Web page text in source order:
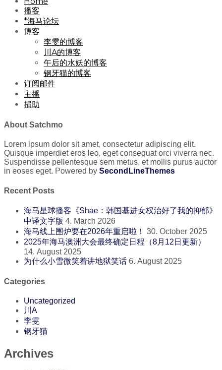
播客
*海马论坛
博客
李雯的博客
川A的博客
午后的水妖的博客
钢牙猫的博客
订阅邮件
主播
捐助
About Satchmo
Lorem ipsum dolor sit amet, consectetur adipiscing elit.
Quisque imperdiet eros leo, eget consequat orci viverra nec.
Suspendisse pellentesque sem metus, et mollis purus auctor
in eoses eget. Powered by SecondLineThemes
Recent Posts
海马星球播客《Shae：韩国基进女权治好了我的抑郁》
中译文字版 4. March 2026
海马线上围炉要在2026年重启啦！
30. October 2025
2025年海马澳洲大会最终确定日程（8月12日更新）
14. August 2025
为什么小雪微笑着讲地狱笑话 6. August 2025
Categories
Uncategorized
川A
李雯
钢牙猫
Archives